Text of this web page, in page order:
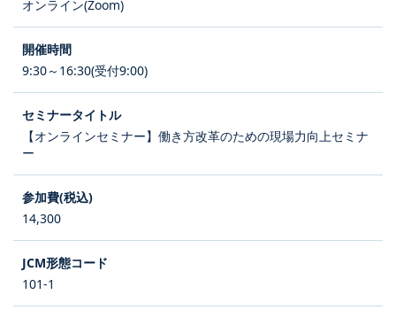
オンライン(Zoom)
9:30～16:30(受付9:00)
【オンラインセミナー】働き方改革のための現場力向上セミナ
ー
14,300
101-1